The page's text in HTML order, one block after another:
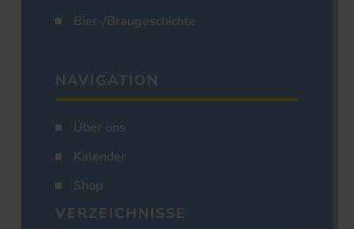
Bier-/Braugeschichte
NAVIGATION
Über uns
Kalender
Shop
VERZEICHNISSE